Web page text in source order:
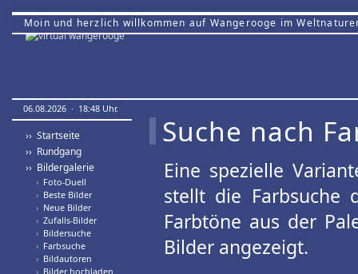
Moin und herzlich willkommen auf Wangerooge im
06.08.2026 · 18:48 Uhr.
›› Startseite
›› Rundgang
›› Bildergalerie
› Foto-Duell
› Beste Bilder
› Neue Bilder
› Zufalls-Bilder
› Bildersuche
› Farbsuche
› Bildautoren
› Bilder hochladen
Suche nach
Eine spezielle
stellt die Farbsuche
Farbtöne aus der
Bilder angezeigt.